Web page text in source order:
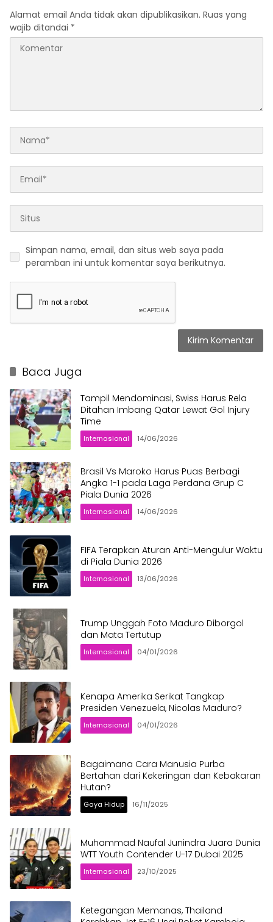
Alamat email Anda tidak akan dipublikasikan. Ruas yang
wajib ditandai *
Simpan nama, email, dan situs web saya pada
peramban ini untuk komentar saya berikutnya.
Baca Juga
Tampil Mendominasi, Swiss Harus Rela
Ditahan Imbang Qatar Lewat Gol Injury
Time
Internasional 14/06/2026
Brasil Vs Maroko Harus Puas Berbagi
Angka 1-1 pada Laga Perdana Grup C
Piala Dunia 2026
Internasional 14/06/2026
FIFA Terapkan Aturan Anti-Mengulur Waktu
di Piala Dunia 2026
Internasional 13/06/2026
Trump Unggah Foto Maduro Diborgol
dan Mata Tertutup
Internasional 04/01/2026
Kenapa Amerika Serikat Tangkap
Presiden Venezuela, Nicolas Maduro?
Internasional 04/01/2026
Bagaimana Cara Manusia Purba
Bertahan dari Kekeringan dan Kebakaran
Hutan?
Gaya Hidup 16/11/2025
Muhammad Naufal Junindra Juara Dunia
WTT Youth Contender U-17 Dubai 2025
Internasional 23/10/2025
Ketegangan Memanas, Thailand